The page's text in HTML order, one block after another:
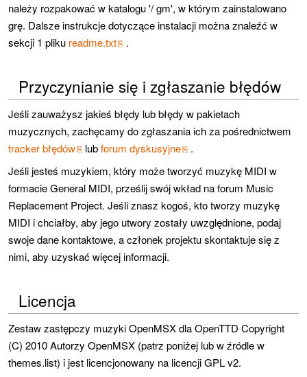
należy rozpakować w katalogu '/ gm', w którym zainstalowano
grę. Dalsze instrukcje dotyczące instalacji można znaleźć w
sekcji 1 pliku readme.txt .
Przyczynianie się i zgłaszanie błędów
Jeśli zauważysz jakieś błędy lub błędy w pakietach
muzycznych, zachęcamy do zgłaszania ich za pośrednictwem
tracker błędów
lubforum dyskusyjne
.
Jeśli jesteś muzykiem, który może tworzyć muzykę MIDI w
formacie General MIDI, prześlij swój wkład na forum Music
Replacement Project. Jeśli znasz kogoś, kto tworzy muzykę
MIDI i chciałby, aby jego utwory zostały uwzględnione, podaj
swoje dane kontaktowe, a członek projektu skontaktuje się z
nimi, aby uzyskać więcej informacji.
Licencja
Zestaw zastępczy muzyki OpenMSX dla OpenTTD Copyright
(C) 2010 Autorzy OpenMSX (patrz poniżej lub w źródle w
themes.list) i jest licencjonowany na licencji GPL v2.